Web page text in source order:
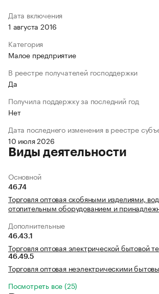
Дата включения
1 августа 2016
Категория
Малое предприятие
В реестре получателей господдержки
Да
Получила поддержку за последний год
Нет
Дата последнего изменения в реестре
10 июля 2026
Виды деятельности
Основной
46.74
Торговля оптовая скобяными изделиями,
отопительным оборудованием и
Дополнительные
46.43.1
Торговля оптовая электрической бытовой
46.49.5
Торговля оптовая неэлектрическими
Посмотреть все (25)